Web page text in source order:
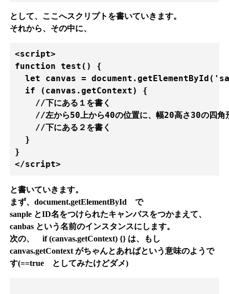
として、ここへスクリプトを書いていきます。
それから、その中に、
<script>
function test() {
let canvas =
  if (canvas.getContext) {
    //下にある１を書く
//左から50上から40の位置に、幅20高さ30の四角
    //下にある２を書く
  }
}
と書いていきます。
まず、document.getElementById で
sanple とID名をつけられたキャンバスをつかまえて、
canbas という名前のインスタンスにします。
次の、 if (canvas.getContext) {} は、もし
canvas.getContext がちゃんとあればという意味のようで
す(==true としてみたけどダメ)